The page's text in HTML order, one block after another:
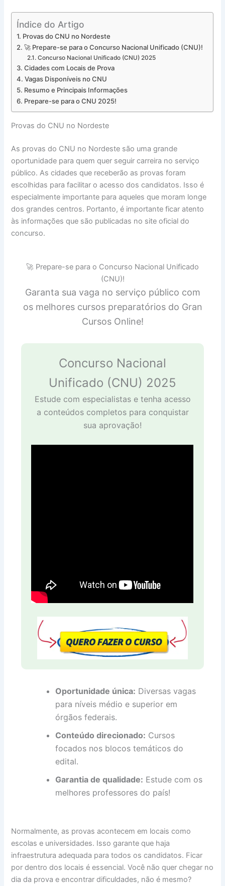
Índice do Artigo
Provas do CNU no Nordeste
🚀 Prepare-se para o Concurso Nacional Unificado (CNU)!
Concurso Nacional Unificado (CNU) 2025
Cidades com Locais de Prova
Vagas Disponíveis no CNU
Resumo e Principais Informações
Prepare-se para o CNU 2025!
Provas do CNU no Nordeste
As provas do CNU no Nordeste são uma grande
oportunidade para quem quer seguir carreira no serviço
público. As cidades que receberão as provas foram
escolhidas para facilitar o acesso dos candidatos. Isso é
especialmente importante para aqueles que moram longe
dos grandes centros. Portanto, é importante ficar atento
às informações que são publicadas no site oficial do
concurso.
🚀 Prepare-se para o Concurso Nacional Unificado
(CNU)!
Garanta sua vaga no serviço público com
os melhores cursos preparatórios do Gran
Cursos Online!
Concurso Nacional
Unificado (CNU) 2025
Estude com especialistas e tenha acesso
a conteúdos completos para conquistar
sua aprovação!
Oportunidade única: Diversas vagas
para níveis médio e superior em
órgãos federais.
Conteúdo direcionado: Cursos
focados nos blocos temáticos do
edital.
Garantia de qualidade: Estude com os
melhores professores do país!
Normalmente, as provas acontecem em locais como
escolas e universidades. Isso garante que haja
infraestrutura adequada para todos os candidatos. Ficar
por dentro dos locais é essencial. Você não quer chegar no
dia da prova e encontrar dificuldades, não é mesmo?